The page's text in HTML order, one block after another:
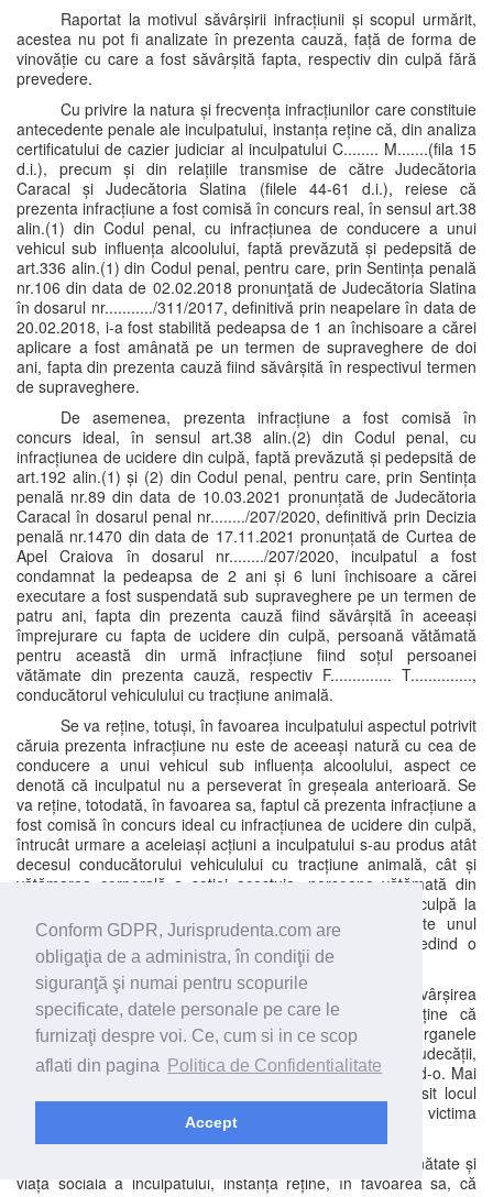
Conform GDPR, Jurisprudenta.com are
obligaţia de a administra, în condiţii de
siguranţă şi numai pentru scopurile
specificate, datele personale pe care le
furnizaţi despre voi. Ce, cum si in ce scop
aflati din pagina
Politica de Confidentialitate
Accept
Raportat la motivul săvârșirii infracțiunii și scopul urmărit,
acestea nu pot fi analizate în prezenta cauză, față de forma de
vinovăție cu care a fost săvârșită fapta, respectiv din culpă fără
prevedere.
Cu privire la natura și frecvența infracțiunilor care constituie
antecedente penale ale inculpatului, instanța reține că, din analiza
certificatului de cazier judiciar al inculpatului C........ M.......(fila 15
d.i.), precum și din relațiile transmise de către Judecătoria
Caracal și Judecătoria Slatina (filele 44-61 d.i.), reiese că
prezenta infracțiune a fost comisă în concurs real, în sensul art.38
alin.(1) din Codul penal, cu infracțiunea de conducere a unui
vehicul sub influența alcoolului, faptă prevăzută și pedepsită de
art.336 alin.(1) din Codul penal, pentru care, prin Sentința penală
nr.106 din data de 02.02.2018 pronunţată de Judecătoria Slatina
în dosarul nr.........../311/2017, definitivă prin neapelare în data de
20.02.2018, i-a fost stabilită pedeapsa de 1 an închisoare a cărei
aplicare a fost amânată pe un termen de supraveghere de doi
ani, fapta din prezenta cauză fiind săvârșită în respectivul termen
de supraveghere.
De asemenea, prezenta infracțiune a fost comisă în
concurs ideal, în sensul art.38 alin.(2) din Codul penal, cu
infracțiunea de ucidere din culpă, faptă prevăzută și pedepsită de
art.192 alin.(1) și (2) din Codul penal, pentru care, prin Sentința
penală nr.89 din data de 10.03.2021 pronunțată de Judecătoria
Caracal în dosarul penal nr......../207/2020, definitivă prin Decizia
penală nr.1470 din data de 17.11.2021 pronunțată de Curtea de
Apel Craiova în dosarul nr......../207/2020, inculpatul a fost
condamnat la pedeapsa de 2 ani și 6 luni închisoare a cărei
executare a fost suspendată sub supraveghere pe un termen de
patru ani, fapta din prezenta cauză fiind săvârșită în aceeași
împrejurare cu fapta de ucidere din culpă, persoană vătămată
pentru această din urmă infracțiune fiind soțul persoanei
vătămate din prezenta cauză, respectiv F.............. T..............,
conducătorul vehiculului cu tracțiune animală.
Se va reține, totuși, în favoarea inculpatului aspectul potrivit
căruia prezenta infracțiune nu este de aceeași natură cu cea de
conducere a unui vehicul sub influența alcoolului, aspect ce
denotă că inculpatul nu a perseverat în greșeala anterioară. Se
va reține, totodată, în favoarea sa, faptul că prezenta infracțiune a
fost comisă în concurs ideal cu infracțiunea de ucidere din culpă,
întrucât urmare a aceleiași acțiuni a inculpatului s-au produs atât
decesul conducătorului vehiculului cu tracțiune animală, cât și
vătămarea corporală a soției acestuia, persoana vătămată din
prezenta cauză, inculpatul nesăvârșind infracțiunile din culpă la
momente diferite, ceea ce relevă că evenimentul este unul
singular în comportamentul inculpatului, acesta nedovedind o
încălcare repetată a dispozițiilor legale.
Cu privire la conduita inculpatului după săvârșirea
infracțiunii și în cursul procesului penal, instanța reține că
inculpatul a manifestat o atitudine cooperantă faţă de organele
judiciare, atât în faza de urmărire penală, cât şi în cursul judecății,
acesta înțelegând consecințele faptei sale și recunoscând-o. Mai
mult, imediat după săvârșirea faptei, acesta nu a părăsit locul
accidentului, ci a alertat organele competente pentru ca victima
Raportat la nivelul de educație, vârsta, stare de sănătate și
viața socială a inculpatului, instanța reține, în favoarea sa, că